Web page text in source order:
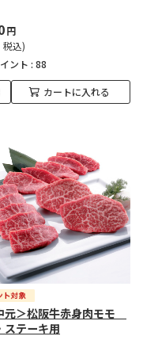
円
税込)
ント : 88
カートに入れる
元＞松阪牛赤身肉モモ
ステーキ用